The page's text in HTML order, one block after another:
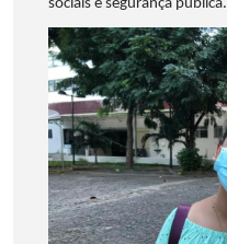
sociais e segurança pública.